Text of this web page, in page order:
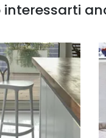
interessarti